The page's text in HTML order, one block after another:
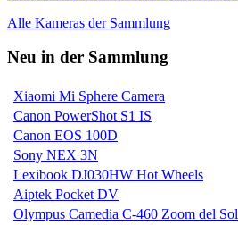
Alle Kameras der Sammlung
Neu in der Sammlung
Xiaomi Mi Sphere Camera
Canon PowerShot S1 IS
Canon EOS 100D
Sony NEX 3N
Lexibook DJ030HW Hot Wheels
Aiptek Pocket DV
Olympus Camedia C-460 Zoom del Sol